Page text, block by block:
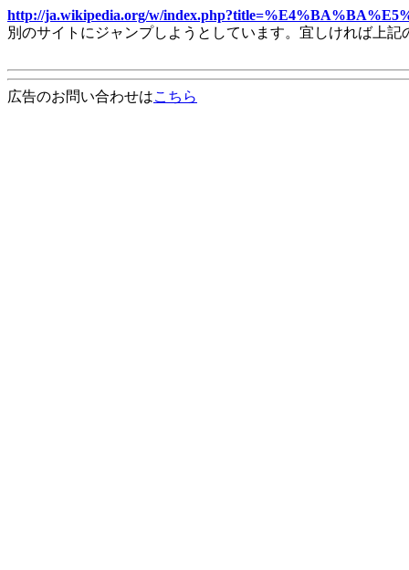
http://ja.wikipedia.org/w/
別のサイトにジャンプしようとしています。宜しければ上
広告のお問い合わせはこちら